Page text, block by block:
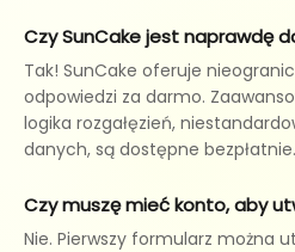
Czy SunCake jest naprawdę
Tak! SunCake oferuje
odpowiedzi za darmo.
logika rozgałęzień,
danych, są dostępne bezpłatnie.
Czy muszę mieć konto, aby
Nie. Pierwszy formularz można